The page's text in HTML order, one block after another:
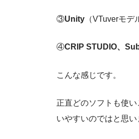
③Unity （VTuverモデ
④CRIP STUDIO、
こんな感じです。
正直どのソフトも使
いやすいのではと思い